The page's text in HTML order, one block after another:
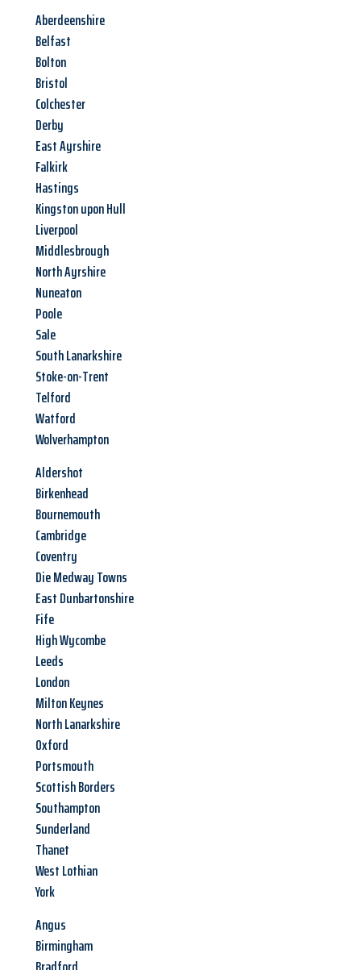
Aberdeenshire
Belfast
Bolton
Bristol
Colchester
Derby
East Ayrshire
Falkirk
Hastings
Kingston upon Hull
Liverpool
Middlesbrough
North Ayrshire
Nuneaton
Poole
Sale
South Lanarkshire
Stoke-on-Trent
Telford
Watford
Wolverhampton
Aldershot
Birkenhead
Bournemouth
Cambridge
Coventry
Die Medway Towns
East Dunbartonshire
Fife
High Wycombe
Leeds
London
Milton Keynes
North Lanarkshire
Oxford
Portsmouth
Scottish Borders
Southampton
Sunderland
Thanet
West Lothian
York
Angus
Birmingham